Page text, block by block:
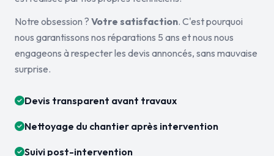
Notre obsession ? Votre satisfaction. C'est pourquoi
nous garantissons nos réparations 5 ans et nous nous
engageons à respecter les devis annoncés, sans mauvaise
surprise.
Devis transparent avant travaux
Nettoyage du chantier après intervention
Suivi post-intervention